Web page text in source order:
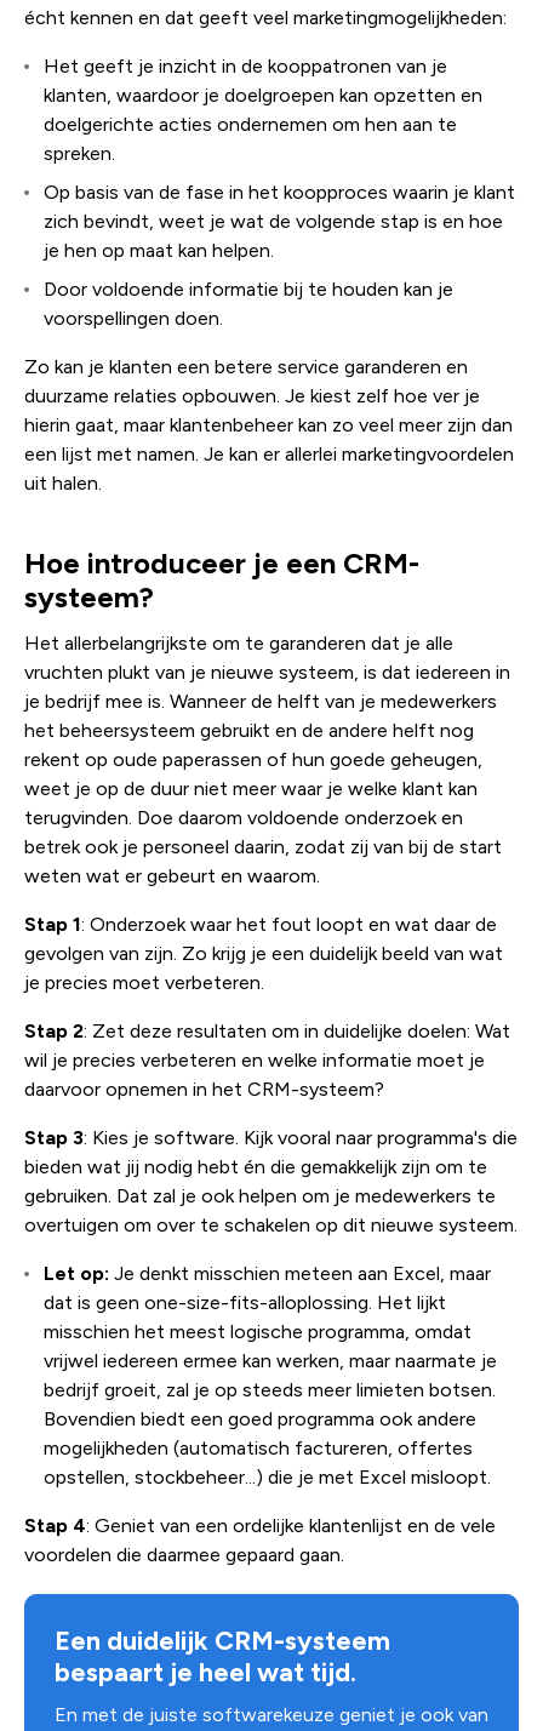
écht kennen en dat geeft veel marketingmogelijkheden:
Het geeft je inzicht in de kooppatronen van je
klanten, waardoor je doelgroepen kan opzetten en
doelgerichte acties ondernemen om hen aan te
spreken.
Op basis van de fase in het koopproces waarin je klant
zich bevindt, weet je wat de volgende stap is en hoe
je hen op maat kan helpen.
Door voldoende informatie bij te houden kan je
voorspellingen doen.
Zo kan je klanten een betere service garanderen en
duurzame relaties opbouwen. Je kiest zelf hoe ver je
hierin gaat, maar klantenbeheer kan zo veel meer zijn dan
een lijst met namen. Je kan er allerlei marketingvoordelen
uit halen.
Hoe introduceer je een CRM-
systeem?
Het allerbelangrijkste om te garanderen dat je alle
vruchten plukt van je nieuwe systeem, is dat iedereen in
je bedrijf mee is. Wanneer de helft van je medewerkers
het beheersysteem gebruikt en de andere helft nog
rekent op oude paperassen of hun goede geheugen,
weet je op de duur niet meer waar je welke klant kan
terugvinden. Doe daarom voldoende onderzoek en
betrek ook je personeel daarin, zodat zij van bij de start
weten wat er gebeurt en waarom.
Stap 1: Onderzoek waar het fout loopt en wat daar de
gevolgen van zijn. Zo krijg je een duidelijk beeld van wat
je precies moet verbeteren.
Stap 2: Zet deze resultaten om in duidelijke doelen: Wat
wil je precies verbeteren en welke informatie moet je
daarvoor opnemen in het CRM-systeem?
Stap 3: Kies je software. Kijk vooral naar programma's die
bieden wat jij nodig hebt én die gemakkelijk zijn om te
gebruiken. Dat zal je ook helpen om je medewerkers te
overtuigen om over te schakelen op dit nieuwe systeem.
Let op: Je denkt misschien meteen aan Excel, maar
dat is geen one-size-fits-alloplossing. Het lijkt
misschien het meest logische programma, omdat
vrijwel iedereen ermee kan werken, maar naarmate je
bedrijf groeit, zal je op steeds meer limieten botsen.
Bovendien biedt een goed programma ook andere
mogelijkheden (automatisch factureren, offertes
opstellen, stockbeheer...) die je met Excel misloopt.
Stap 4: Geniet van een ordelijke klantenlijst en de vele
voordelen die daarmee gepaard gaan.
Een duidelijk CRM-systeem
bespaart je heel wat tijd.
En met de juiste softwarekeuze geniet je ook van